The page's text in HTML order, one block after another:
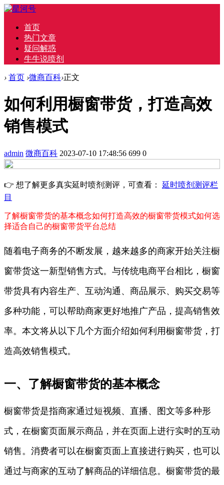
首页
热门文章
疑问解惑
牛牛说喷剂
› 首页 ›微商百科›正文
如何利用橱窗带货，打造高效
销售模式
admin 微商百科 2023-07-10 17:48:56 699 0
👉 想了解更多真实延时喷剂测评，可查看： 延时喷剂测评栏
目
了解橱窗带货的基本概念如何打造高效的橱窗带货模式如何选
择适合自己的橱窗带货平台总结
随着电子商务的不断发展，越来越多的商家开始关注橱
窗带货这一新型销售方式。与传统电商平台相比，橱窗
带货具有内容生产、互动沟通、商品展示、购买交易等
多种功能，可以帮助商家更好地推广产品，提高销售效
率。本文将从以下几个方面介绍如何利用橱窗带货，打
造高效销售模式。
一、了解橱窗带货的基本概念
橱窗带货是指商家通过短视频、直播、图文等多种形
式，在橱窗页面展示商品，并在页面上进行实时的互动
销售。消费者可以在橱窗页面上直接进行购买，也可以
通过与商家的互动了解商品的详细信息。橱窗带货的最